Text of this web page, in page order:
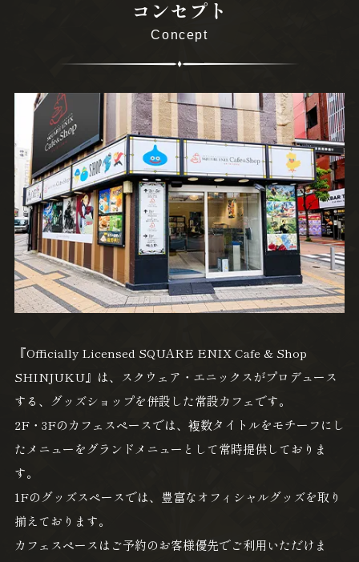
コンセプト
Concept
『Officially Licensed SQUARE ENIX Cafe & Shop
SHINJUKU』は、スクウェア・エニックスがプロデュース
する、グッズショップを併設した常設カフェです。
2F・3Fのカフェスペースでは、複数タイトルをモチーフにし
たメニューをグランドメニューとして常時提供しておりま
す。
1Fのグッズスペースでは、豊富なオフィシャルグッズを取り
揃えております。
カフェスペースはご予約のお客様優先でご利用いただけま